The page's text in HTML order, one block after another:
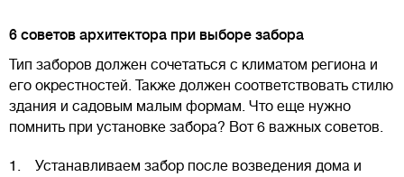
6 советов архитектора при выборе забора
Тип заборов должен сочетаться с климатом региона и
его окрестностей. Также должен соответствовать стилю
здания и садовым малым формам. Что еще нужно
помнить при установке забора? Вот 6 важных советов.
1. Устанавливаем забор после возведения дома и